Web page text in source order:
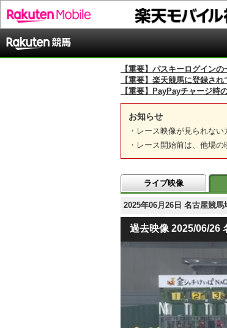
【重要】パスキーログイン
【重要】楽天競馬に登録さ
【重要】PayPayチャージ時
お知らせ
・レース映像が見られない
・レース開始前は、他場の
ライブ映像
2025年06月26日 名古屋競
過去映像 2025/06/26